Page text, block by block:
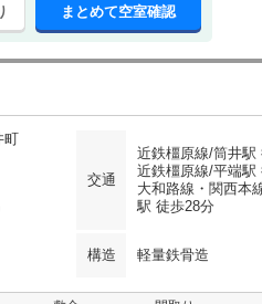
まとめて空室確認
町
交通
近鉄橿原線/筒井駅
近鉄橿原線/平端駅
大和路線・関西本
駅 徒歩28分
構造 軽量鉄骨造